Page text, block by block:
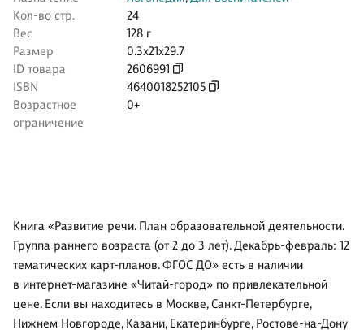
Кол-во стр.
24
Вес
128 г
Размер
0.3x21x29.7
ID товара
2606991
ISBN
4640018252105
Возрастное
ограничение
0+
Книга «Развитие речи. План образовательной деятельности.
Группа раннего возраста (от 2 до 3 лет). Декабрь-февраль: 12
тематических карт-планов. ФГОС ДО» есть в наличии
в интернет-магазине «Читай-город» по привлекательной
цене. Если вы находитесь в Москве, Санкт-Петербурге,
Нижнем Новгороде, Казани, Екатеринбурге, Ростове-на-Дону